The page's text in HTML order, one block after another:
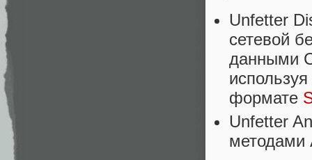
Unfetter
сетевой
данными
формате
Unfetter
методами